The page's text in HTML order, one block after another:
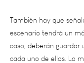
escenario tendrá un
caso, deberán
cada uno de ellos.